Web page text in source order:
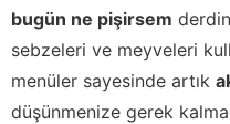
bugün ne pişirsem
sebzeleri ve meyveleri
menüler sayesinde artık
düşünmenize gerek